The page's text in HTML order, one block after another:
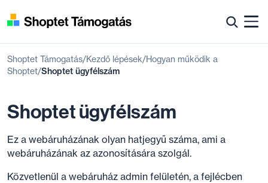
Shoptet Támogatás Kezdő lépések Hogyan működik a
Shoptet Shoptet ügyfélszám
Shoptet ügyfélszám
Ez a webáruházának olyan hatjegyű száma, ami a
webáruházának az azonosítására szolgál.
Közvetlenül a webáruház admin felületén, a fejlécben